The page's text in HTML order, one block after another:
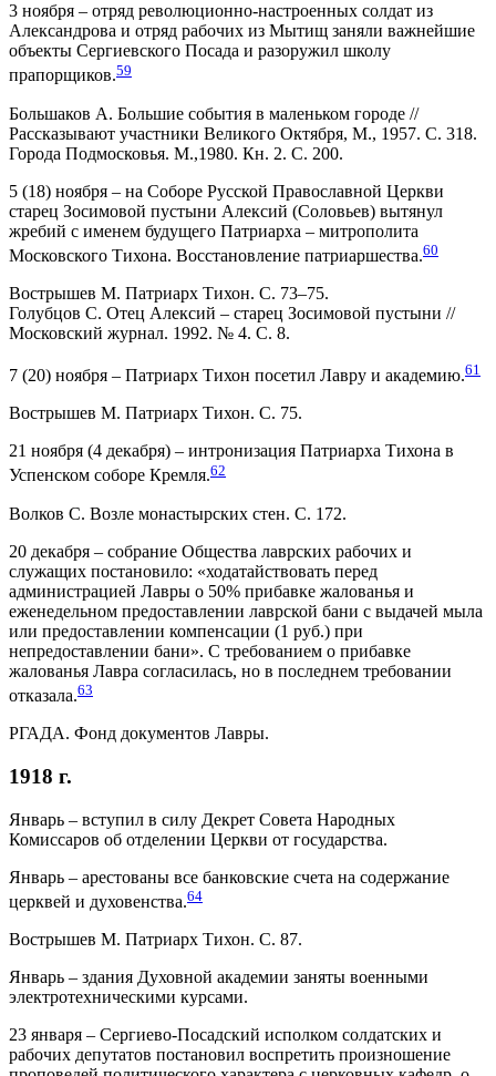
3 ноября – отряд революционно-настроенных солдат из
Александрова и отряд рабочих из Мытищ заняли важнейшие
объекты Сергиевского Посада и разоружил школу
прапорщиков.59
Большаков А. Большие события в маленьком городе //
Рассказывают участники Великого Октября, М., 1957. С. 318.
Города Подмосковья. М.,1980. Кн. 2. С. 200.
5 (18) ноября – на Соборе Русской Православной Церкви
старец Зосимовой пустыни Алексий (Соловьев) вытянул
жребий с именем будущего Патриарха – митрополита
Московского Тихона. Восстановление патриаршества.60
Вострышев М. Патриарх Тихон. С. 73–75.
Голубцов С. Отец Алексий – старец Зосимовой пустыни //
Московский журнал. 1992. № 4. С. 8.
7 (20) ноября – Патриарх Тихон посетил Лавру и академию.61
Вострышев М. Патриарх Тихон. С. 75.
21 ноября (4 декабря) – интронизация Патриарха Тихона в
Успенском соборе Кремля.62
Волков С. Возле монастырских стен. С. 172.
20 декабря – собрание Общества лаврских рабочих и
служащих постановило: «ходатайствовать перед
администрацией Лавры о 50% прибавке жалованья и
еженедельном предоставлении лаврской бани с выдачей мыла
или предоставлении компенсации (1 руб.) при
непредоставлении бани». С требованием о прибавке
жалованья Лавра согласилась, но в последнем требовании
отказала.63
РГАДА. Фонд документов Лавры.
1918 г.
Январь – вступил в силу Декрет Совета Народных
Комиссаров об отделении Церкви от государства.
Январь – арестованы все банковские счета на содержание
церквей и духовенства.64
Вострышев М. Патриарх Тихон. С. 87.
Январь – здания Духовной академии заняты военными
электротехническими курсами.
23 января – Сергиево-Посадский исполком солдатских и
рабочих депутатов постановил воспретить произношение